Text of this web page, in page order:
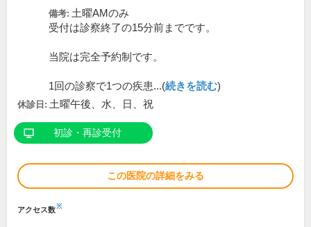
備考: 土曜AMのみ
受付は診察終了の15分前までです。
当院は完全予約制です。
1回の診察で1つの疾患...(続きを読む)
休診日: 土曜午後、水、日、祝
初診・再診受付
この医院の詳細をみる
アクセス数※